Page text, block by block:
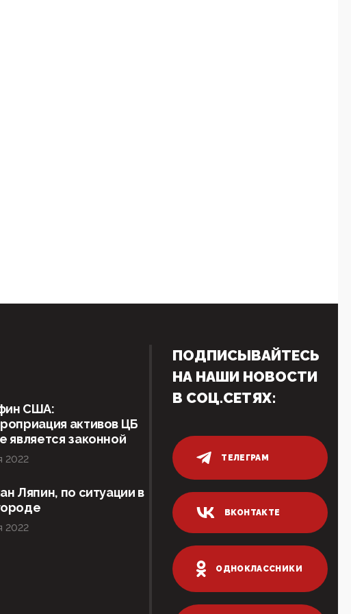
США:
активов ЦБ
является законной
2022
Ляпин, по ситуации в
2022
ПОДПИСЫВАЙТЕСЬ
НА НАШИ НОВОСТИ
В СОЦ.СЕТЯХ:
ТЕЛЕГРАМ
ВКОНТАКТЕ
ОДНОКЛАССНИКИ